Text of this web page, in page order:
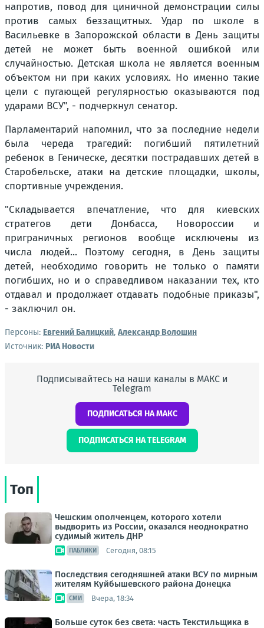
напротив, повод для циничной демонстрации силы
против самых беззащитных. Удар по школе в
Васильевке в Запорожской области в День защиты
детей не может быть военной ошибкой или
случайностью. Детская школа не является военным
объектом ни при каких условиях. Но именно такие
цели с пугающей регулярностью оказываются под
ударами ВСУ", - подчеркнул сенатор.
Парламентарий напомнил, что за последние недели
была череда трагедий: погибший пятилетний
ребенок в Геническе, десятки пострадавших детей в
Старобельске, атаки на детские площадки, школы,
спортивные учреждения.
"Складывается впечатление, что для киевских
стратегов дети Донбасса, Новороссии и
приграничных регионов вообще исключены из
числа людей... Поэтому сегодня, в День защиты
детей, необходимо говорить не только о памяти
погибших, но и о справедливом наказании тех, кто
отдавал и продолжает отдавать подобные приказы",
- заключил он.
Персоны: Евгений Балицкий, Александр Волошин
Источник: РИА Новости
Подписывайтесь на наши каналы в МАКС и
Telegram
ПОДПИСАТЬСЯ НА МАКС
ПОДПИСАТЬСЯ НА TELEGRAM
Топ
Чешским ополченцем, которого хотели
выдворить из России, оказался неоднократно
судимый житель ДНР
ПАБЛИКИ Сегодня, 08:15
Последствия сегодняшней атаки ВСУ по мирным
жителям Куйбышевского района Донецка
СМИ Вчера, 18:34
Больше суток без света: часть Текстильщика в